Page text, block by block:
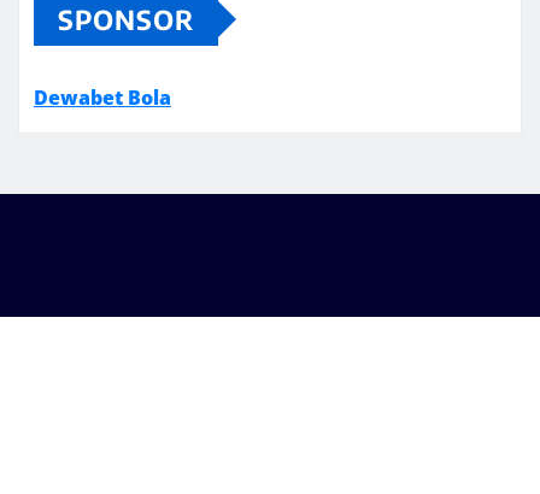
SPONSOR
Dewabet Bola